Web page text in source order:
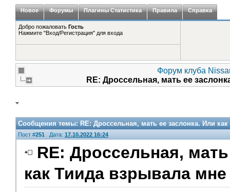
Новое Форумы Плагины Статистика Правила Справка
Добро пожаловать Гость
Нажмите "Вход/Регистрация" для входа
Форум клуба
RE: Дроссельная, мать ее
Сообщения темы:RE: Дроссельная, мать ее заслонка. Или
Пост #251 Дата: 17.10.2022 16:24
RE: Дроссельная,
как Тиида взрывала мне